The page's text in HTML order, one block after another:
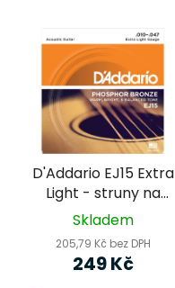
D'Addario EJ15 Extra
Light - struny na
akustickou kytaru
Skladem
205,79 Kč bez DPH
249 Kč